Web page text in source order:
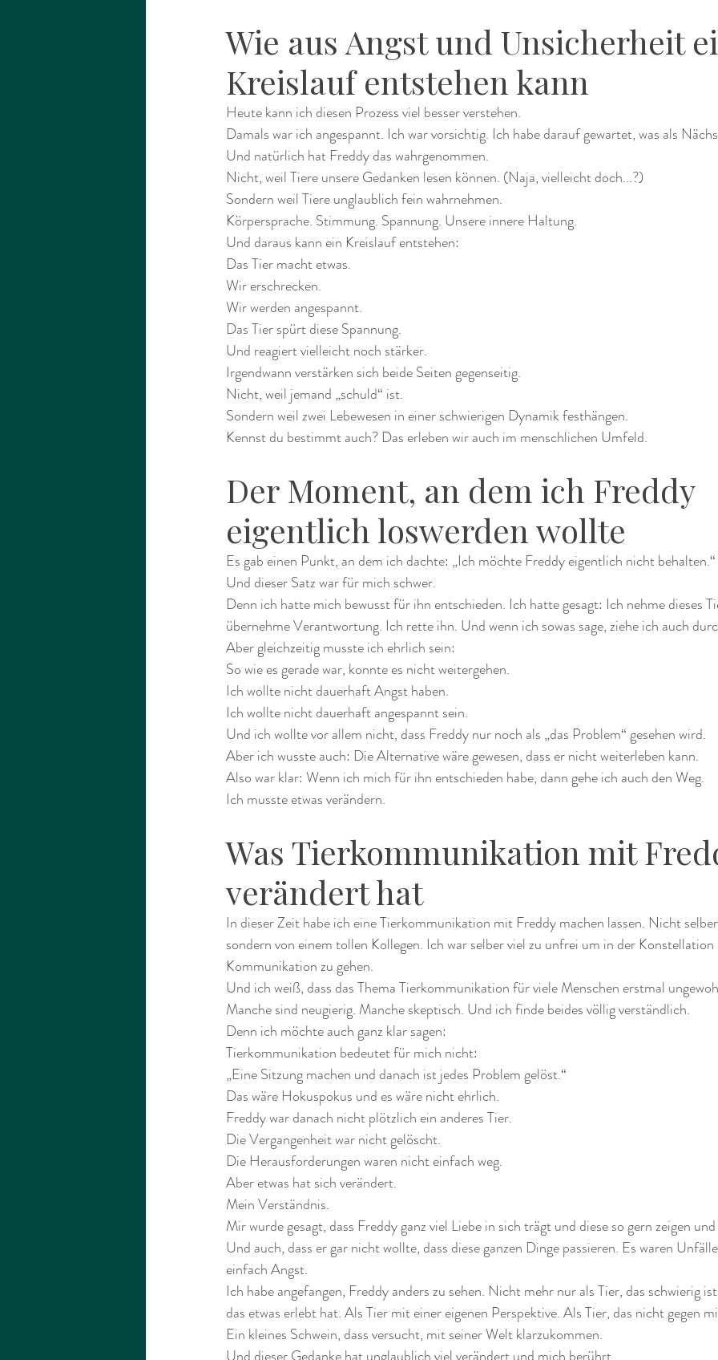
Wie aus Angst und Unsicherheit
Kreislauf entstehen kann
Heute kann ich diesen Prozess viel besser verstehen.
Damals war ich angespannt. Ich war vorsichtig. Ich habe darauf gewartet, was als
Und natürlich hat Freddy das wahrgenommen.
Nicht, weil Tiere unsere Gedanken lesen können. (Naja, vielleicht doch...?)
Sondern weil Tiere unglaublich fein wahrnehmen.
Körpersprache. Stimmung. Spannung. Unsere innere Haltung.
Und daraus kann ein Kreislauf entstehen:
Das Tier macht etwas.
Wir erschrecken.
Wir werden angespannt.
Das Tier spürt diese Spannung.
Und reagiert vielleicht noch stärker.
Irgendwann verstärken sich beide Seiten gegenseitig.
Nicht, weil jemand „schuld“ ist.
Sondern weil zwei Lebewesen in einer schwierigen Dynamik festhängen.
Kennst du bestimmt auch? Das erleben wir auch im menschlichen Umfeld.
Der Moment, an dem ich Freddy
eigentlich loswerden wollte
Es gab einen Punkt, an dem ich dachte: „Ich möchte Freddy eigentlich nicht behalten.“
Und dieser Satz war für mich schwer.
Denn ich hatte mich bewusst für ihn entschieden. Ich hatte gesagt: Ich nehme dieses
übernehme Verantwortung. Ich rette ihn. Und wenn ich sowas sage, ziehe ich auch
Aber gleichzeitig musste ich ehrlich sein:
So wie es gerade war, konnte es nicht weitergehen.
Ich wollte nicht dauerhaft Angst haben.
Ich wollte nicht dauerhaft angespannt sein.
Und ich wollte vor allem nicht, dass Freddy nur noch als „das Problem“ gesehen wird.
Aber ich wusste auch: Die Alternative wäre gewesen, dass er nicht weiterleben kann.
Also war klar: Wenn ich mich für ihn entschieden habe, dann gehe ich auch den Weg.
Ich musste etwas verändern.
Was Tierkommunikation mit
verändert hat
In dieser Zeit habe ich eine Tierkommunikation mit Freddy machen lassen. Nicht
sondern von einem tollen Kollegen. Ich war selber viel zu unfrei um in der Konstellation
Kommunikation zu gehen.
Und ich weiß, dass das Thema Tierkommunikation für viele Menschen erstmal
Manche sind neugierig. Manche skeptisch. Und ich finde beides völlig verständlich.
Denn ich möchte auch ganz klar sagen:
Tierkommunikation bedeutet für mich nicht:
„Eine Sitzung machen und danach ist jedes Problem gelöst.“
Das wäre Hokuspokus und es wäre nicht ehrlich.
Freddy war danach nicht plötzlich ein anderes Tier.
Die Vergangenheit war nicht gelöscht.
Die Herausforderungen waren nicht einfach weg.
Aber etwas hat sich verändert.
Mein Verständnis.
Mir wurde gesagt, dass Freddy ganz viel Liebe in sich trägt und diese so gern zeigen
Und auch, dass er gar nicht wollte, dass diese ganzen Dinge passieren. Es waren
einfach Angst.
Ich habe angefangen, Freddy anders zu sehen. Nicht mehr nur als Tier, das schwierig
das etwas erlebt hat. Als Tier mit einer eigenen Perspektive. Als Tier, das nicht gegen
Ein kleines Schwein, dass versucht, mit seiner Welt klarzukommen.